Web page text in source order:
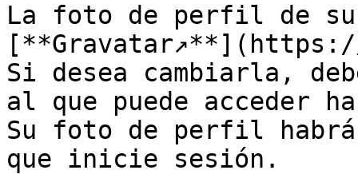
La foto de perfil de su
Si desea cambiarla,
al que puede acceder
Su foto de perfil habrá
que inicie sesión.